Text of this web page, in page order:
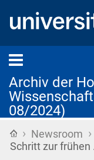
Archiv der
08/2024)
Startseite
› Newsroom ›
Schritt zur frühen